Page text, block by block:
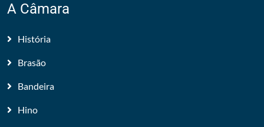
A Câmara
História
Brasão
Bandeira
Hino